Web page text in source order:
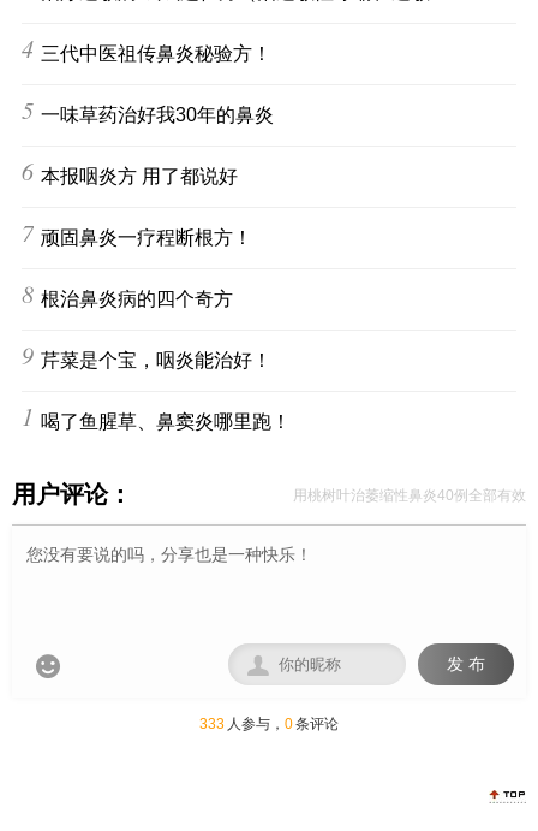
4 三代中医祖传鼻炎秘验方！
5 一味草药治好我30年的鼻炎
6 本报咽炎方 用了都说好
7 顽固鼻炎一疗程断根方！
8 根治鼻炎病的四个奇方
9 芹菜是个宝，咽炎能治好！
10喝了鱼腥草、鼻窦炎哪里跑！
用户评论： 用桃树叶治萎缩性鼻炎40例全部有效
 发 布

333 人参与， 0条评论